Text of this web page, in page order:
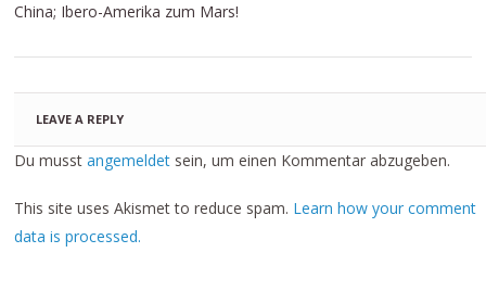
China; Ibero-Amerika zum Mars!
LEAVE A REPLY
Du musstangemeldet sein, um einen Kommentar abzugeben.
This site uses Akismet to reduce spam. Learn how your comment
data is processed.